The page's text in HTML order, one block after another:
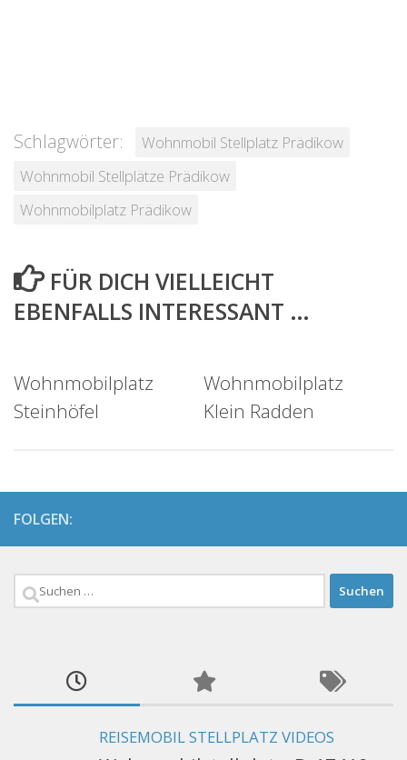
Schlagwörter:
Wohnmobil Stellplatz Prädikow
Wohnmobil Stellplätze Prädikow
Wohnmobilplatz Prädikow
FÜR DICH VIELLEICHT
EBENFALLS INTERESSANT …
Wohnmobilplatz
Steinhöfel
Wohnmobilplatz
Klein Radden
FOLGEN:
Suchen
REISEMOBIL STELLPLATZ VIDEOS